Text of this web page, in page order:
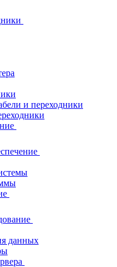
и переходники
данных